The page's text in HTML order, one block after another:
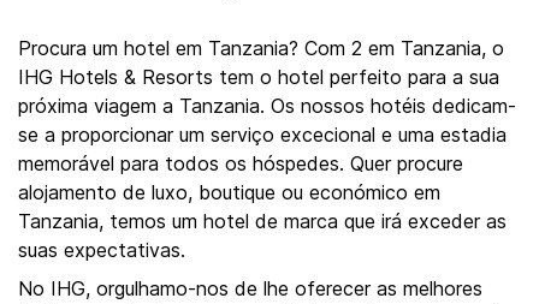
Procura um hotel em Tanzania? Com 2 em Tanzania, o
IHG Hotels & Resorts tem o hotel perfeito para a sua
próxima viagem a Tanzania. Os nossos hotéis dedicam-
se a proporcionar um serviço excecional e uma estadia
memorável para todos os hóspedes. Quer procure
alojamento de luxo, boutique ou económico em
Tanzania, temos um hotel de marca que irá exceder as
suas expectativas.
No IHG, orgulhamo-nos de lhe oferecer as melhores